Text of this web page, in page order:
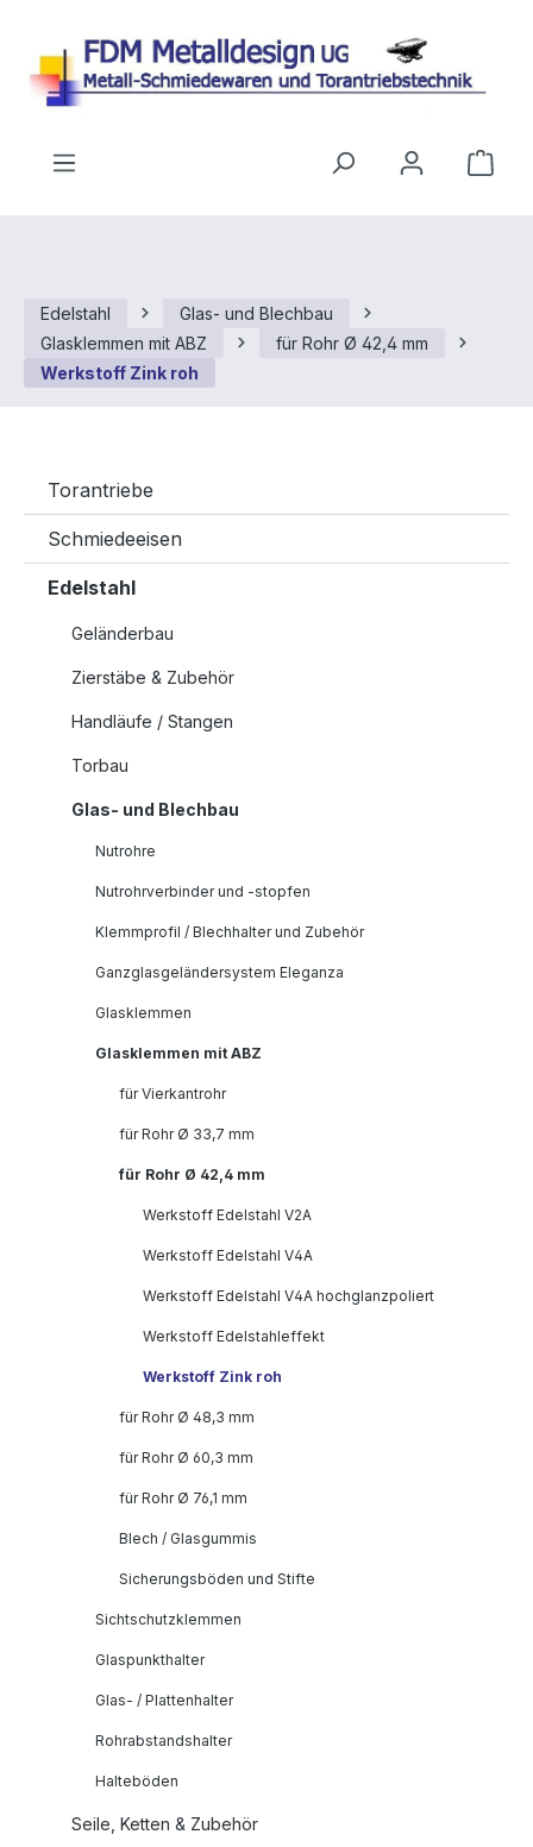
Edelstahl
Glas- und Blechbau
Glasklemmen mit ABZ
für Rohr Ø 42,4 mm
Werkstoff Zink roh
Torantriebe
Schmiedeeisen
Edelstahl
Geländerbau
Zierstäbe & Zubehör
Handläufe / Stangen
Torbau
Glas- und Blechbau
Nutrohre
Nutrohrverbinder und -stopfen
Klemmprofil / Blechhalter und Zubehör
Ganzglasgeländersystem Eleganza
Glasklemmen
Glasklemmen mit ABZ
für Vierkantrohr
für Rohr Ø 33,7 mm
für Rohr Ø 42,4 mm
Werkstoff Edelstahl V2A
Werkstoff Edelstahl V4A
Werkstoff Edelstahl V4A hochglanzpoliert
Werkstoff Edelstahleffekt
Werkstoff Zink roh
für Rohr Ø 48,3 mm
für Rohr Ø 60,3 mm
für Rohr Ø 76,1 mm
Blech / Glasgummis
Sicherungsböden und Stifte
Sichtschutzklemmen
Glaspunkthalter
Glas- / Plattenhalter
Rohrabstandshalter
Halteböden
Seile, Ketten & Zubehör